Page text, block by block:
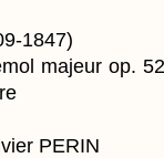
1847)
majeur op.
PERIN